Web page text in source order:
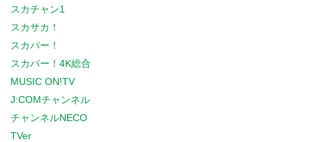
スカチャン1
スカサカ！
スカパー！
スカパー！4K総合
MUSIC ON!TV
J:COMチャンネル
チャンネルNECO
TVer